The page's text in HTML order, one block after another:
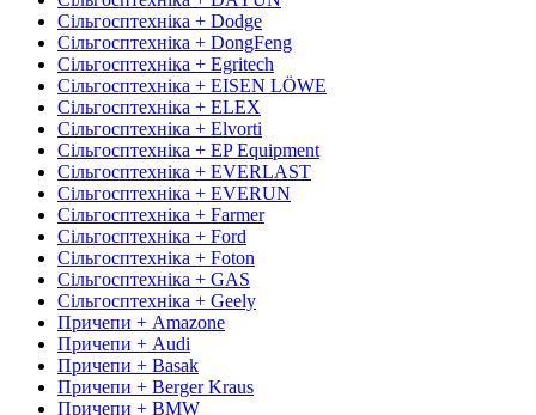
Сільгосптехніка + Dodge
Сільгосптехніка + DongFeng
Сільгосптехніка + Egritech
Сільгосптехніка + EISEN LÖWE
Сільгосптехніка + ELEX
Сільгосптехніка + Elvorti
Сільгосптехніка + EP Equipment
Сільгосптехніка + EVERLAST
Сільгосптехніка + EVERUN
Сільгосптехніка + Farmer
Сільгосптехніка + Ford
Сільгосптехніка + Foton
Сільгосптехніка + GAS
Сільгосптехніка + Geely
Причепи + Amazone
Причепи + Audi
Причепи + Basak
Причепи + Berger Kraus
Причепи + BMW